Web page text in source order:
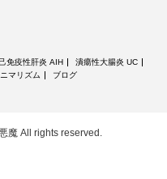
免疫性肝炎 AIH
潰瘍性大腸炎 UC
ニマリズム ブログ
魔 All rights reserved.